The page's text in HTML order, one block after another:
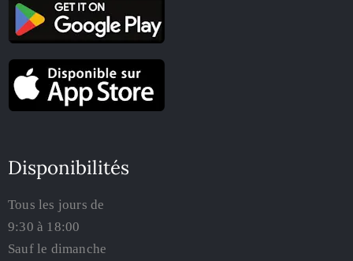
Disponibilités
Tous les jours de
9:30 à 18:00
Sauf le dimanche